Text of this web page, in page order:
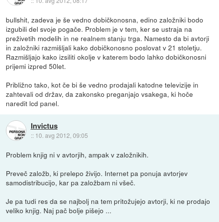
bullshit, zadeva je še vedno dobičkonosna, edino založniki bodo
izgubili del svoje pogače. Problem je v tem, ker se ustraja na
preživetih modelih in ne realnem stanju trga. Namesto da bi avtorji
in založniki razmišljali kako dobičkonosno poslovat v 21 stoletju.
Razmišljajo kako izsiliti okolje v katerem bodo lahko dobičkonosni
prijemi izpred 50let.
Približno tako, kot če bi še vedno prodajali katodne televizije in
zahtevali od držav, da zakonsko preganjajo vsakega, ki hoče
naredit lcd panel.
Invictus
:: 10. avg 2012, 09:05
Problem knjig ni v avtorjih, ampak v založnikih.
Preveč založb, ki prelepo živijo. Internet pa ponuja avtorjev
samodistribucijo, kar pa založbam ni všeč.
Je pa tudi res da se najbolj na tem pritožujejo avtorji, ki ne prodajo
veliko knjig. Naj pač bolje pišejo ...